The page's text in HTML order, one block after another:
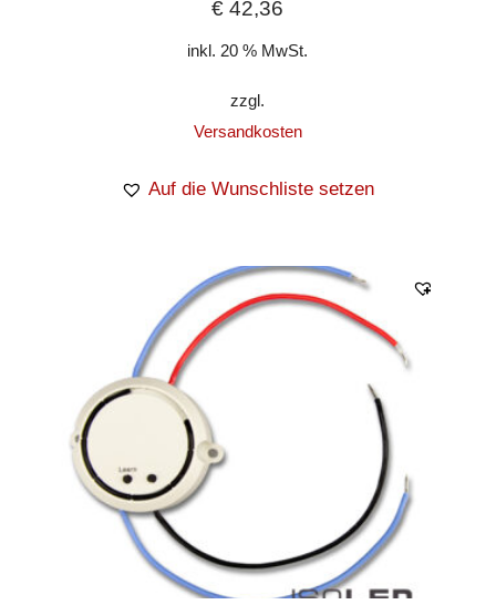
€ 42,36
inkl. 20 % MwSt.
zzgl.
Versandkosten
Auf die Wunschliste setzen